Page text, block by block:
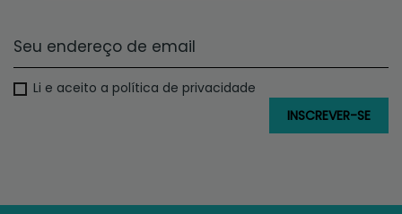
Li e aceito a política de privacidade